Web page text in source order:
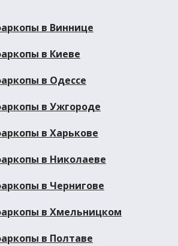
в Виннице
в Киеве
в Одессе
в Ужгороде
в Харькове
в Николаеве
в Чернигове
в Хмельницком
в Полтаве